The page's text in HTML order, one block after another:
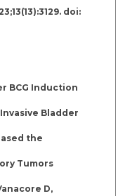
doi:
BCG Induction
Bladder
the
Tumors
D,